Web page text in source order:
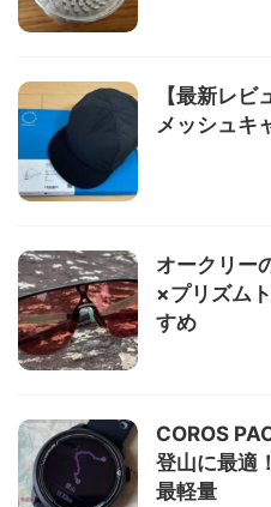
【最新レ
メッシュキ
オークリー
×プリズム
すめ
COROS
登山に最適
最軽量